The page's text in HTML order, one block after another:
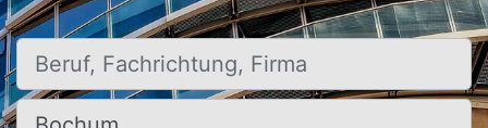
Beruf, Fachrichtung, Firma
Ort, Stadt